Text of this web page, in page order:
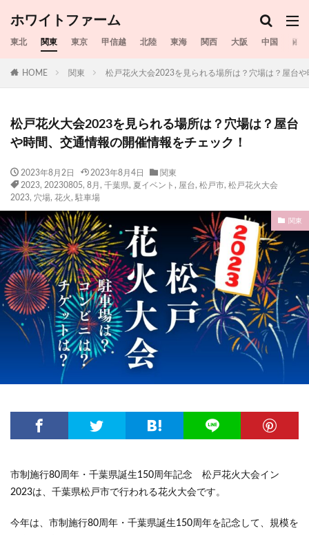
ホワイトファーム
東北 関東 東京 甲信越 北陸 東海 関西 大阪 中国 四国
HOME 関東 松戸花火大会2023を見られる場所は？穴場は？屋台
松戸花火大会2023を見られる場所は？穴場は？屋台
や時間、交通情報の開催情報をチェック！
2023年8月2日 2023年8月4日
関東
2023, 20230805, 8月 , 千葉県, 夏イベント , 屋台, 松戸市, 松戸花火大会
2023, 穴場, 花火 , 駐車場
関東
市制施行80周年・千葉県誕生150周年記念 松戸花火大会イン
2023は、千葉県松戸市で行われる花火大会です。
今年は、市制施行80周年・千葉県誕生150周年を記念して、規模を